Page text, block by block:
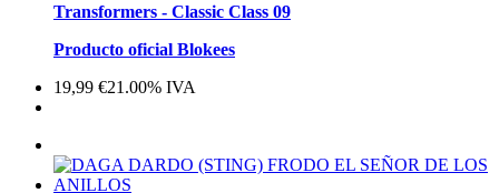
Transformers - Classic Class 09
Producto oficial Blokees
19,99 €21.00% IVA